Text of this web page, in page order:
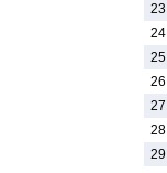
23
24
25
26
27
28
29